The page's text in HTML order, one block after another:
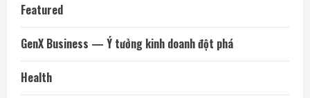
Featured
GenX Business — Ý tưởng kinh doanh đột phá
Health